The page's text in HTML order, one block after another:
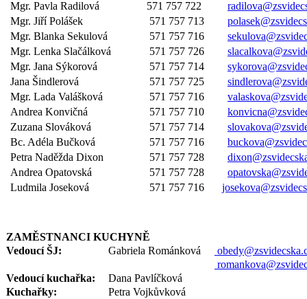
Mgr. Pavla Radilová
571 757 722
Mgr. Jiří Polášek
571 757 713
Mgr. Blanka Sekulová
571 757 716
Mgr. Lenka Slačálková
571 757 726
Mgr. Jana Sýkorová
571 757 714
Jana Šindlerová
571 757 725
Mgr. Lada Valášková
571 757 716
Andrea Konvičná
571 757 710
Zuzana Slováková
571 757 714
Bc. Adéla Bučková
571 757 716
Petra Naděžda Dixon
571 757 728
Andrea Opatovská
571 757 728
Ludmila Joseková
571 757 716
ZAMĚSTNANCI KUCHYNĚ
Vedoucí ŠJ:
Gabriela Románková
Vedoucí kuchařka:
Dana Pavlíčková
Kuchařky:
Petra Vojkůvková